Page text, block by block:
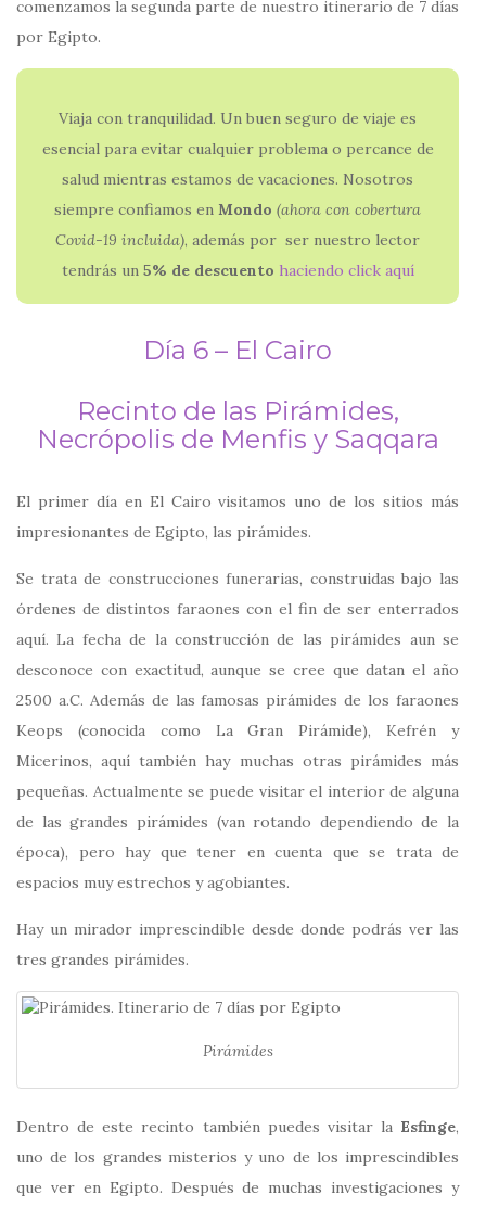
comenzamos la segunda parte de nuestro itinerario de 7 días
por Egipto.
Viaja con tranquilidad. Un buen seguro de viaje es
esencial para evitar cualquier problema o percance de
salud mientras estamos de vacaciones. Nosotros
siempre confiamos en Mondo (ahora con cobertura
Covid-19 incluida), además por ser nuestro lector
tendrás un 5% de descuento haciendo click aquí
Día 6 – El Cairo
Recinto de las Pirámides,
Necrópolis de Menfis y Saqqara
El primer día en El Cairo visitamos uno de los sitios más
impresionantes de Egipto, las pirámides.
Se trata de construcciones funerarias, construidas bajo las
órdenes de distintos faraones con el fin de ser enterrados
aquí. La fecha de la construcción de las pirámides aun se
desconoce con exactitud, aunque se cree que datan el año
2500 a.C. Además de las famosas pirámides de los faraones
Keops (conocida como La Gran Pirámide), Kefrén y
Micerinos, aquí también hay muchas otras pirámides más
pequeñas. Actualmente se puede visitar el interior de alguna
de las grandes pirámides (van rotando dependiendo de la
época), pero hay que tener en cuenta que se trata de
espacios muy estrechos y agobiantes.
Hay un mirador imprescindible desde donde podrás ver las
tres grandes pirámides.
Pirámides
Dentro de este recinto también puedes visitar la Esfinge,
uno de los grandes misterios y uno de los imprescindibles
que ver en Egipto. Después de muchas investigaciones y